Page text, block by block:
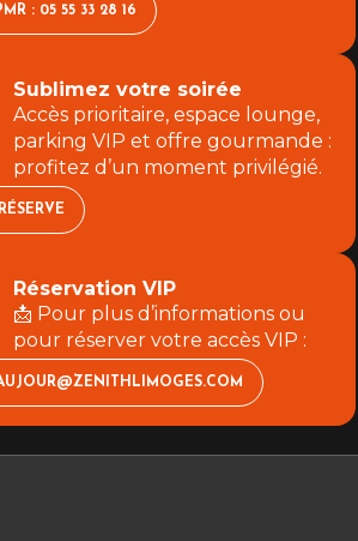
: 05 55 33 28 16
Sublimez votre soirée
Accès prioritaire, espace lounge,
parking VIP et offre gourmande :
profitez d’un moment privilégié.
Réservation VIP
📩 Pour plus d’informations ou
pour réserver votre accès VIP :